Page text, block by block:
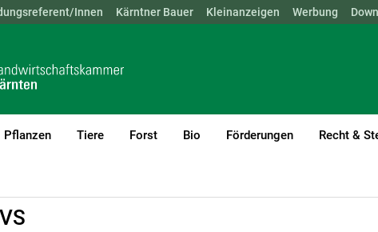
BGLD KTN NÖ OÖ SBG STMK TIROL VBG WIEN
Innen Kärntner Bauer Kleinanzeigen Werbung
Pflanzen Tiere Forst Bio Förderungen Recht &